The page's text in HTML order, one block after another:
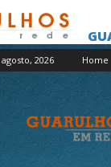
2026 Home